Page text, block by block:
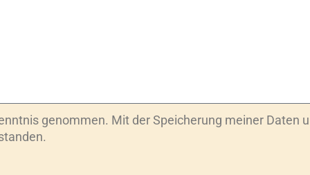
genommen. Mit der Speicherung meiner Daten